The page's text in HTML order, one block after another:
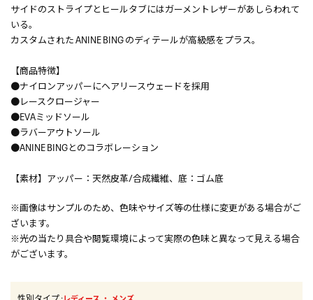
サイドのストライプとヒールタブにはガーメントレザーがあしらわれて
いる。
カスタムされた ANINE BING のディテールが高級感をプラス。
【商品特徴】
●ナイロンアッパーにヘアリースウェードを採用
●レースクロージャー
●EVAミッドソール
●ラバーアウトソール
●ANINE BINGとのコラボレーション
【素材】アッパー：天然皮革/合成繊維、底：ゴム底
※画像はサンプルのため、色味やサイズ等の仕様に変更がある場合がご
ざいます。
※光の当たり具合や閲覧環境によって実際の色味と異なって見える場合
がございます。
性別タイプ: ・